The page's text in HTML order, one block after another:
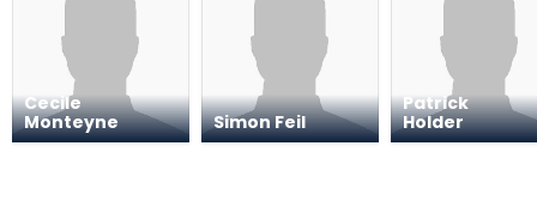
Cecile
Monteyne
Simon Feil
Patrick
Holder